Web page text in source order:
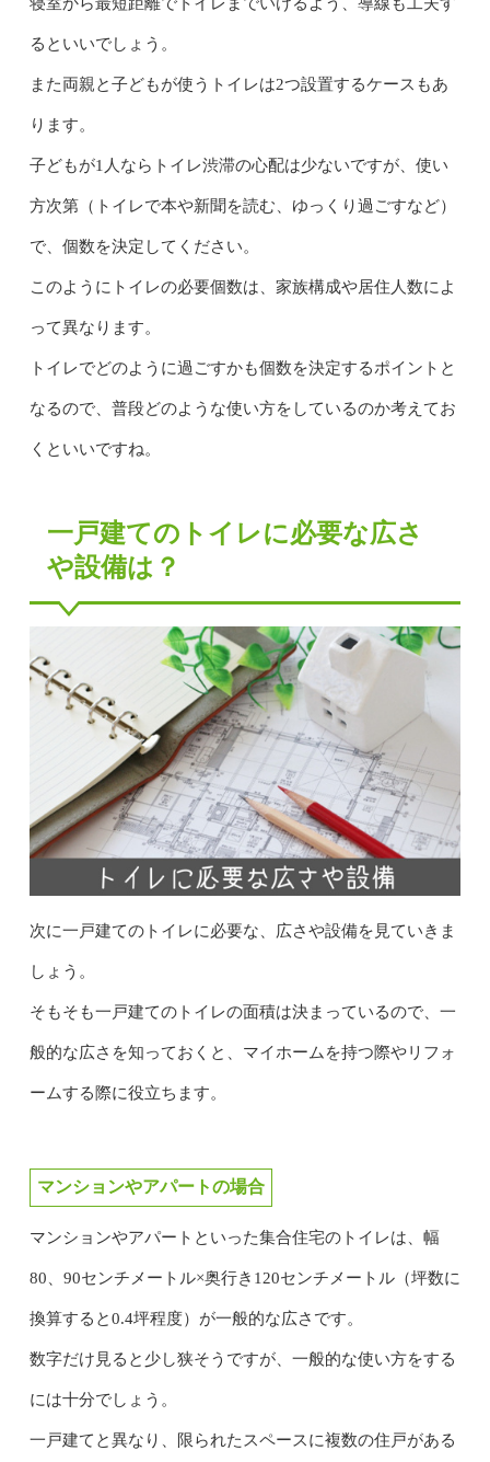
るといいでしょう。
また両親と子どもが使うトイレは2つ設置するケースもあ
ります。
子どもが1人ならトイレ渋滞の心配は少ないですが、使い
方次第（トイレで本や新聞を読む、ゆっくり過ごすなど）
で、個数を決定してください。
このようにトイレの必要個数は、家族構成や居住人数によ
って異なります。
トイレでどのように過ごすかも個数を決定するポイントと
なるので、普段どのような使い方をしているのか考えてお
くといいですね。
一戸建てのトイレに必要な広さ
や設備は？
次に一戸建てのトイレに必要な、広さや設備を見ていきま
しょう。
そもそも一戸建てのトイレの面積は決まっているので、一
般的な広さを知っておくと、マイホームを持つ際やリフォ
ームする際に役立ちます。
マンションやアパートの場合
マンションやアパートといった集合住宅のトイレは、幅
80、90センチメートル×奥行き120センチメートル（坪数に
換算すると0.4坪程度）が一般的な広さです。
数字だけ見ると少し狭そうですが、一般的な使い方をする
には十分でしょう。
一戸建てと異なり、限られたスペースに複数の住戸がある